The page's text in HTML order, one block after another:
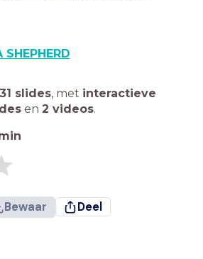
SHEPHERD
31 slides, met interactieve
en 2 videos.
Bewaar Deel